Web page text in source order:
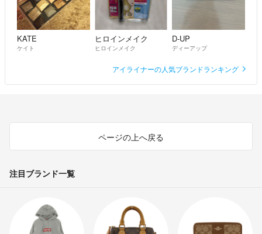
KATE
ケイト
ヒロインメイク
ヒロインメイク
D-UP
ディーアップ
アイライナーの人気ブランドランキング
ページの上へ戻る
注目ブランド一覧